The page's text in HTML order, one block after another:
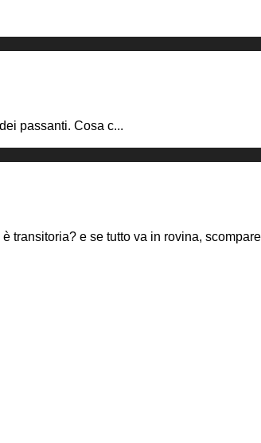
passanti. Cosa c...
transitoria? e se tutto va in rovina,